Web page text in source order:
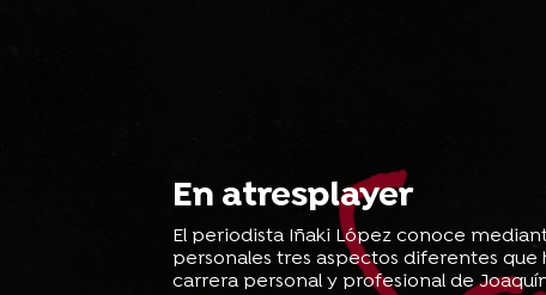
En atresplayer
El periodista Iñaki López conoce
personales tres aspectos diferentes que
carrera personal y profesional de